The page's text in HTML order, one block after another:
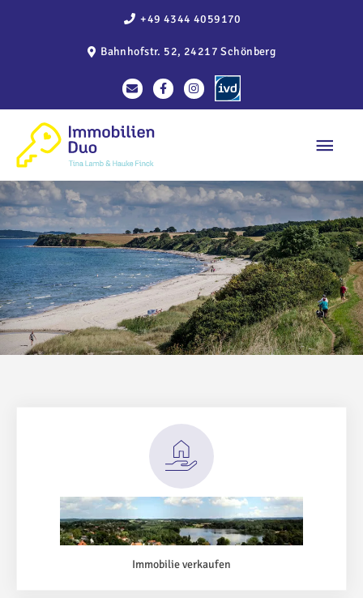
+49 4344 4059170
Bahnhofstr. 52, 24217 Schönberg
Immobilie verkaufen